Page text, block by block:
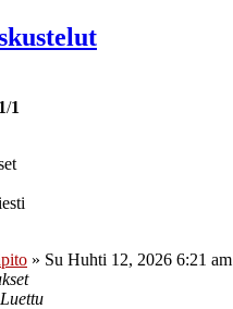
1/1
» Su Huhti 12, 2026 6:21 am
Luettu